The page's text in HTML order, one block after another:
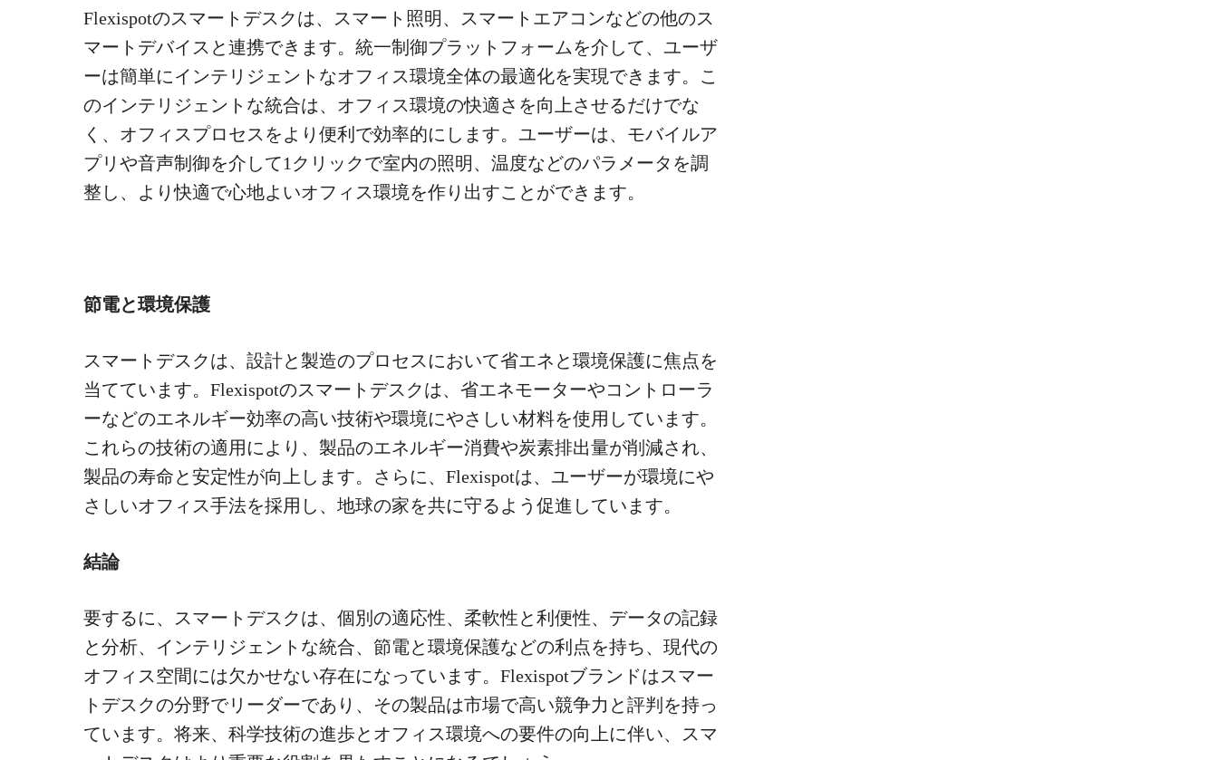
Flexispotのスマートデスクは、スマート照明、スマートエアコンなどの他のス
マートデバイスと連携できます。統一制御プラットフォームを介して、ユーザ
ーは簡単にインテリジェントなオフィス環境全体の最適化を実現できます。こ
のインテリジェントな統合は、オフィス環境の快適さを向上させるだけでな
く、オフィスプロセスをより便利で効率的にします。ユーザーは、モバイルア
プリや音声制御を介して1クリックで室内の照明、温度などのパラメータを調
整し、より快適で心地よいオフィス環境を作り出すことができます。
節電と環境保護
スマートデスクは、設計と製造のプロセスにおいて省エネと環境保護に焦点を
当てています。Flexispotのスマートデスクは、省エネモーターやコントローラ
ーなどのエネルギー効率の高い技術や環境にやさしい材料を使用しています。
これらの技術の適用により、製品のエネルギー消費や炭素排出量が削減され、
製品の寿命と安定性が向上します。さらに、Flexispotは、ユーザーが環境にや
さしいオフィス手法を採用し、地球の家を共に守るよう促進しています。
結論
要するに、スマートデスクは、個別の適応性、柔軟性と利便性、データの記録
と分析、インテリジェントな統合、節電と環境保護などの利点を持ち、現代の
オフィス空間には欠かせない存在になっています。Flexispotブランドはスマー
トデスクの分野でリーダーであり、その製品は市場で高い競争力と評判を持っ
ています。将来、科学技術の進歩とオフィス環境への要件の向上に伴い、スマ